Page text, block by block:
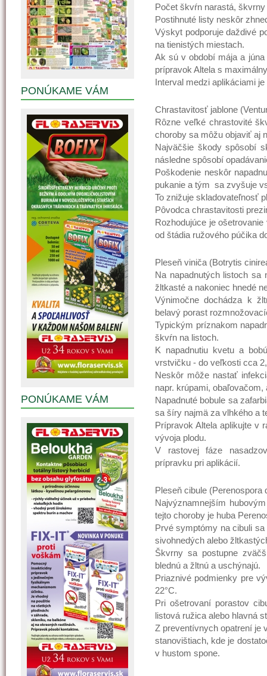
Počet škvŕn narastá,
Postihnuté listy neskôr
Výskyt podporuje daždivé
na tienistých miestach.
Ak sú v období mája a
prípravok Altela s
Interval medzi aplikáciami je
Chrastavitosť jablone
Rôzne veľké chrastovité
choroby sa môžu objaviť aj
Najväčšie škody spôsobí
následne spôsobí
Poškodenie neskôr
pukanie a tým sa zvyšuje
To znižuje skladovateľnosť
Pôvodca chrastavitosti
Rozhodujúce je
od štádia ružového púčika
Pleseň viniča (Botrytis
Na napadnutých listoch sa
žltkasté a nakoniec hnedé
Výnimočne dochádza k
belavý porast
Typickým príznakom
škvŕn na listoch.
K napadnutiu kvetu a
vrstvičku - do veľkosti cca
Neskôr môže nastať
napr. krúpami,
Napadnuté bobule sa
sa šíry najmä za vlhkého a
Prípravok Altela aplikujte v
vývoja plodu.
V rastovej fáze
prípravku pri aplikácií.
Pleseň cibule (Perenospora
Najvýznamnejším
tejto choroby je huba
Prvé symptómy na cibuli
sivohnedých alebo
Škvrny sa postupne
blednú a žltnú a uschýnajú.
Priaznivé podmienky pre
22°C.
Pri ošetrovaní porastov
listová ružica alebo hlavná
Z preventívnych opatrení je
stanovištiach, kde je
v hustom spone.
PONÚKAME VÁM
PONÚKAME VÁM